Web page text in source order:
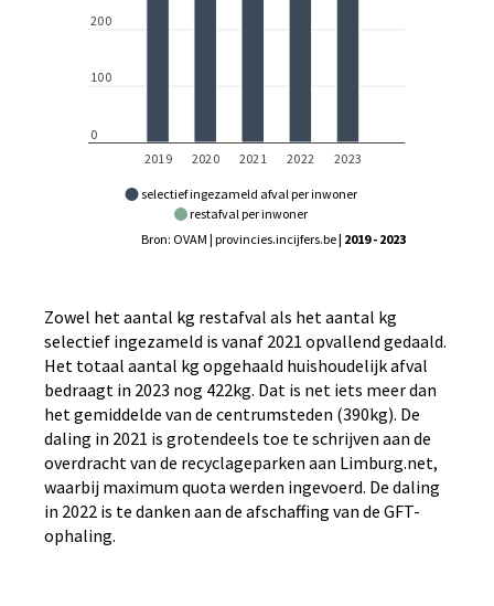
selectief ingezameld afval per inwoner
restafval per inwoner
Bron: OVAM | provincies.incijfers.be| 2019 - 2023
Zowel het aantal kg restafval als het aantal kg
selectief ingezameld is vanaf 2021 opvallend gedaald.
Het totaal aantal kg opgehaald huishoudelijk afval
bedraagt in 2023 nog 422kg. Dat is net iets meer dan
het gemiddelde van de centrumsteden (390kg). De
daling in 2021 is grotendeels toe te schrijven aan de
overdracht van de recyclageparken aan Limburg.net,
waarbij maximum quota werden ingevoerd. De daling
in 2022 is te danken aan de afschaffing van de GFT-
ophaling.